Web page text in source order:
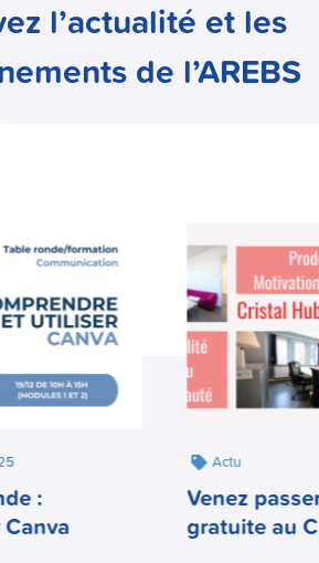
l’actualité et les
de l’AREBS
:
Actu
Venez
gratuite au